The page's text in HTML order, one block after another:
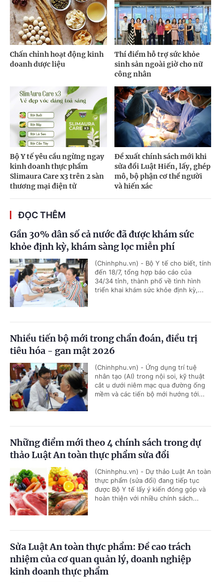
Chấn chỉnh hoạt động kinh
doanh dược liệu
Thí điểm hỗ trợ sức khỏe
sinh sản ngoài giờ cho nữ
công nhân
Bộ Y tế yêu cầu ngừng ngay
kinh doanh thực phẩm
Slimaura Care x3 trên 2 sàn
thương mại điện tử
Đề xuất chính sách mới khi
sửa đổi Luật Hiến, lấy, ghép
mô, bộ phận cơ thể người
và hiến xác
ĐỌC THÊM
Gần 30% dân số cả nước đã được khám sức
khỏe định kỳ, khám sàng lọc miễn phí
(Chinhphu.vn) - Bộ Y tế cho biết, tính
đến 18/7, tổng hợp báo cáo của
34/34 tỉnh, thành phố về tình hình
triển khai khám sức khỏe định kỳ,...
Nhiều tiến bộ mới trong chẩn đoán, điều trị
tiêu hóa - gan mật 2026
(Chinhphu.vn) - Ứng dụng trí tuệ
nhân tạo (AI) trong nội soi, kỹ thuật
cắt u dưới niêm mạc qua đường ống
mềm và các tiến bộ mới hướng tới...
Những điểm mới theo 4 chính sách trong dự
thảo Luật An toàn thực phẩm sửa đổi
(Chinhphu.vn) - Dự thảo Luật An toàn
thực phẩm (sửa đổi) đang tiếp tục
được Bộ Y tế lấy ý kiến đóng góp và
hoàn thiện với nhiều chính sách...
Sửa Luật An toàn thực phẩm: Đề cao trách
nhiệm của cơ quan quản lý, doanh nghiệp
kinh doanh thực phẩm